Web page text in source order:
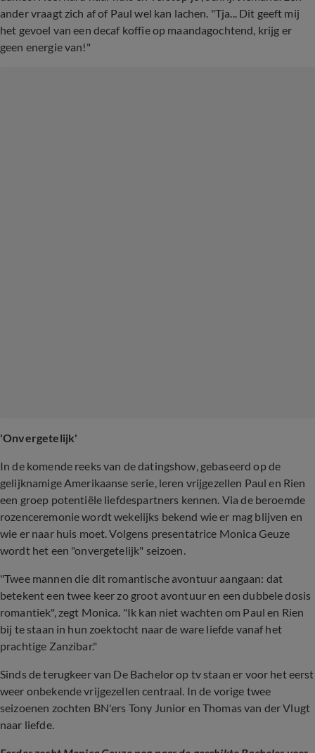
ander vraagt zich af of Paul wel kan lachen. "Tja... Dit geeft mij
het gevoel van een decaf koffie op maandagochtend, krijg er
geen energie van!"
'Onvergetelijk'
In de komende reeks van de datingshow, gebaseerd op de
gelijknamige Amerikaanse serie, leren vrijgezellen Paul en Rien
een groep potentiële liefdespartners kennen. Via de beroemde
rozenceremonie wordt wekelijks bekend wie er mag blijven en
wie er naar huis moet. Volgens presentatrice Monica Geuze
wordt het een "onvergetelijk" seizoen.
"Twee mannen die dit romantische avontuur aangaan: dat
betekent een twee keer zo groot avontuur en een dubbele dosis
romantiek", zegt Monica. "Ik kan niet wachten om Paul en Rien
bij te staan in hun zoektocht naar de ware liefde vanaf het
prachtige Zanzibar."
Sinds de terugkeer van De Bachelor op tv staan er voor het eerst
weer onbekende vrijgezellen centraal. In de vorige twee
seizoenen zochten BN'ers Tony Junior en Thomas van der Vlugt
naar liefde.